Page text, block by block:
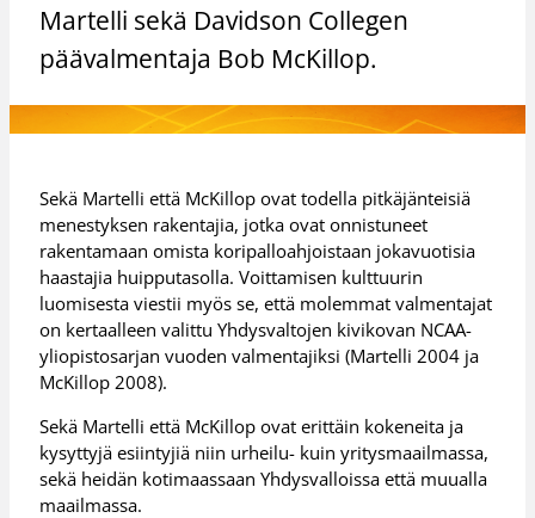
Martelli sekä Davidson Collegen
päävalmentaja Bob McKillop.
Sekä Martelli että McKillop ovat todella pitkäjänteisiä
menestyksen rakentajia, jotka ovat onnistuneet
rakentamaan omista koripalloahjoistaan jokavuotisia
haastajia huipputasolla. Voittamisen kulttuurin
luomisesta viestii myös se, että molemmat valmentajat
on kertaalleen valittu Yhdysvaltojen kivikovan NCAA-
yliopistosarjan vuoden valmentajiksi (Martelli 2004 ja
McKillop 2008).
Sekä Martelli että McKillop ovat erittäin kokeneita ja
kysyttyjä esiintyjiä niin urheilu- kuin yritysmaailmassa,
sekä heidän kotimaassaan Yhdysvalloissa että muualla
maailmassa.